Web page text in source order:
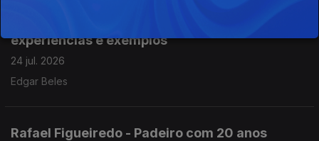
experiências e exemplos
24 jul. 2026
Edgar Beles
Rafael Figueiredo - Padeiro com 20 anos